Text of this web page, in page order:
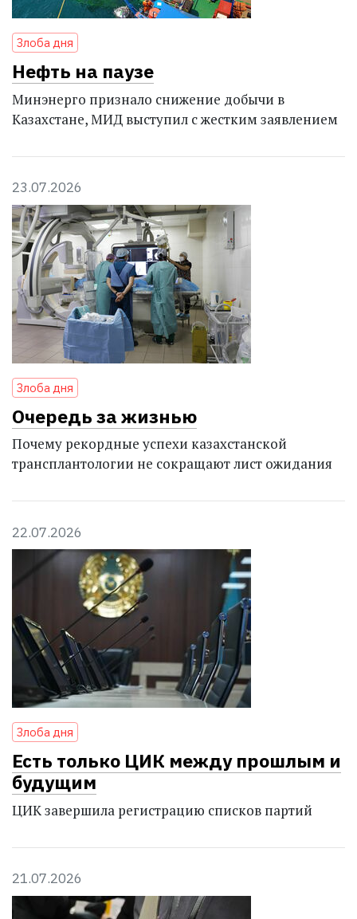
Злоба дня
Нефть на паузе
Минэнерго признало снижение добычи в
Казахстане, МИД выступил с жестким заявлением
23.07.2026
Злоба дня
Очередь за жизнью
Почему рекордные успехи казахстанской
трансплантологии не сокращают лист ожидания
22.07.2026
Злоба дня
Есть только ЦИК между прошлым и
будущим
ЦИК завершила регистрацию списков партий
21.07.2026